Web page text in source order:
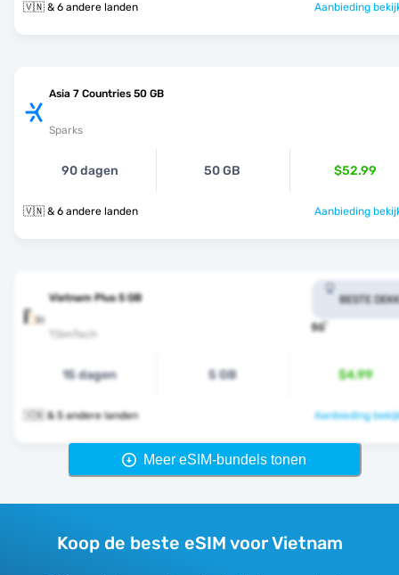
🇻🇳 & 6 andere landen Aanbieding
Asia 7 Countries 50 GB
Sparks
90 dagen 50 GB $52.99
🇻🇳 & 6 andere landen Aanbieding
Vietnam Plus 5 GB
TSimTech
BESTE
15 dagen 5 GB $4.99
🇻🇳 & 5 andere landen Aanbieding
Meer eSIM-bundels tonen
Koop de beste eSIM voor Vietnam